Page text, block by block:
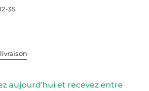
35
aujourd'hui et recevez entre